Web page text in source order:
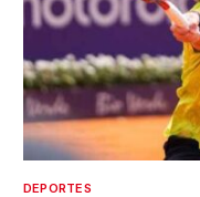
DEPORTES